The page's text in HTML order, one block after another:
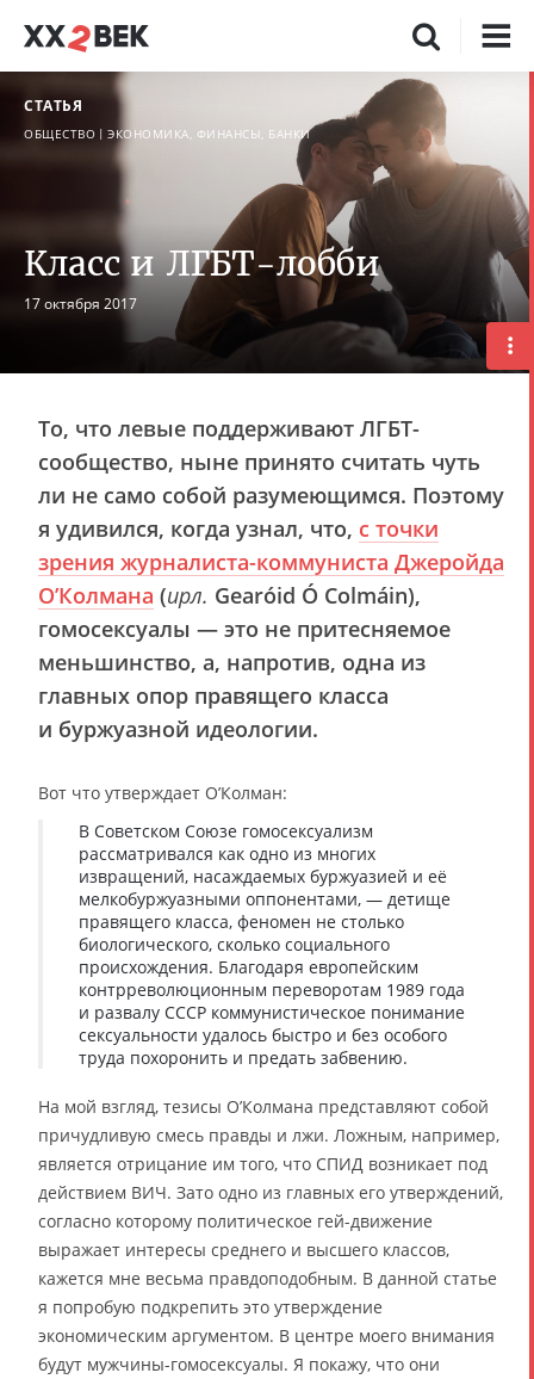
СТАТЬЯ
ОБЩЕСТВО ЭКОНОМИКА, ФИНАНСЫ, БАНКИ
Класс и ЛГБТ-лобби
17 октября 2017
То, что левые поддерживают ЛГБТ-
сообщество, ныне принято считать чуть
ли не само собой разумеющимся. Поэтому
я удивился, когда узнал, что, с точки
зрения журналиста-коммуниста Джеройда
О’Колмана (ирл. Gearóid Ó Colmáin),
гомосексуалы — это не притесняемое
меньшинство, а, напротив, одна из
главных опор правящего класса
и буржуазной идеологии.
Вот что утверждает О’Колман:
В Советском Союзе гомосексуализм
рассматривался как одно из многих
извращений, насаждаемых буржуазией и её
мелкобуржуазными оппонентами, — детище
правящего класса, феномен не столько
биологического, сколько социального
происхождения. Благодаря европейским
контрреволюционным переворотам 1989 года
и развалу СССР коммунистическое понимание
сексуальности удалось быстро и без особого
труда похоронить и предать забвению.
На мой взгляд, тезисы О’Колмана представляют собой
причудливую смесь правды и лжи. Ложным, например,
является отрицание им того, что СПИД возникает под
действием ВИЧ. Зато одно из главных его утверждений,
согласно которому политическое гей-движение
выражает интересы среднего и высшего классов,
кажется мне весьма правдоподобным. В данной статье
я попробую подкрепить это утверждение
экономическим аргументом. В центре моего внимания
будут мужчины-гомосексуалы. Я покажу, что они